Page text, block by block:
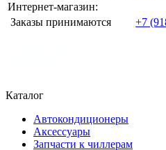
Интернет-магазин:
Заказы принимаются
+7
Каталог
Автокондиционеры
Аксессуары
Запчасти к чиллерам